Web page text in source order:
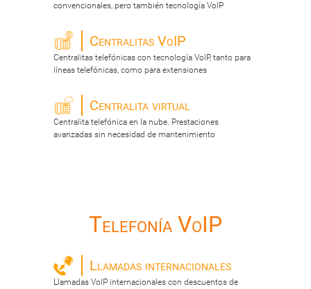
convencionales, pero también tecnología VoIP
Centralitas VoIP
Centralitas telefónicas con tecnología VoIP, tanto para
líneas telefónicas, como para extensiones
Centralita virtual
Centralita telefónica en la nube. Prestaciones
avanzadas sin necesidad de mantenimiento
Telefonía VoIP
Llamadas internacionales
Llamadas VoIP internacionales con descuentos de